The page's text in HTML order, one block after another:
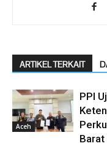
ARTIKEL TERKAIT
Aceh
PPI
Barat